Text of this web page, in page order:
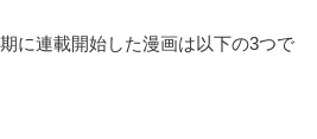
に連載開始した漫画は以下の3つで